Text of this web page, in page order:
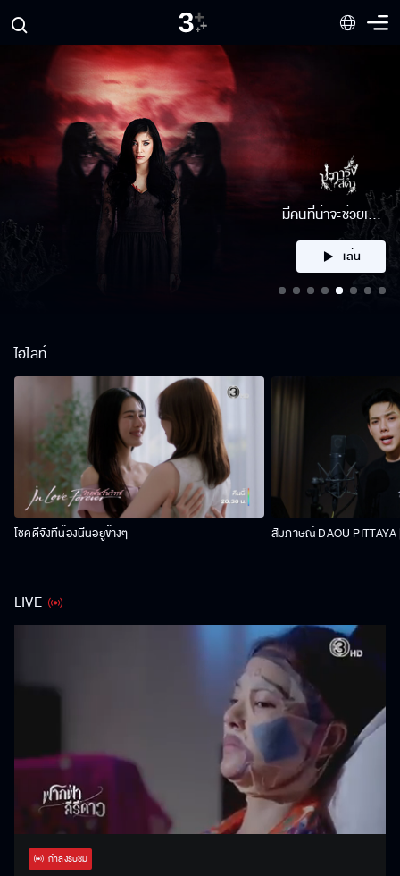
คลิก
ไฮไลท์
โชคดีจังที่น้องนีนอยู่ข้างๆ สัมภาษณ์ DAOU PITTAYA
LIVE
Stream Settings
กำลังรับชม